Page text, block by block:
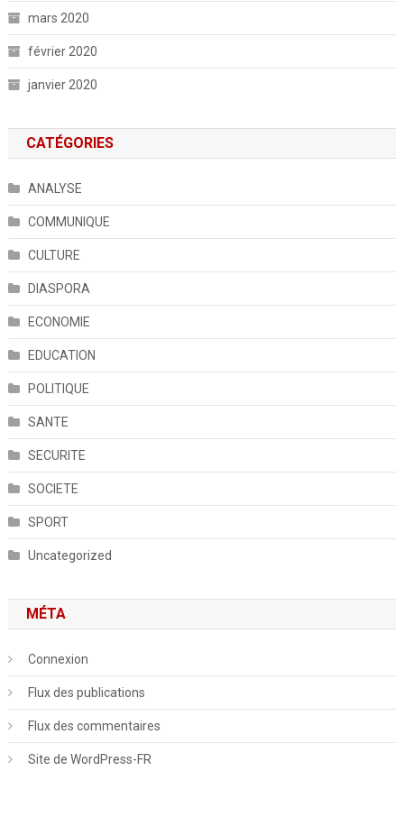
mars 2020
février 2020
janvier 2020
CATÉGORIES
ANALYSE
COMMUNIQUE
CULTURE
DIASPORA
ECONOMIE
EDUCATION
POLITIQUE
SANTE
SECURITE
SOCIETE
SPORT
Uncategorized
MÉTA
Connexion
Flux des publications
Flux des commentaires
Site de WordPress-FR